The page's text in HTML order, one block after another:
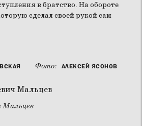
в братство. На обороте
сделал своей рукой сам
Фото: АЛЕКСЕЙ ЯСОНОВ
Мальцев